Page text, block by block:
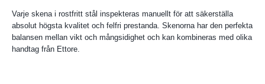
Varje skena i rostfritt stål inspekteras manuellt för att säkerställa
absolut högsta kvalitet och felfri prestanda. Skenorna har den perfekta
balansen mellan vikt och mångsidighet och kan kombineras med olika
handtag från Ettore.